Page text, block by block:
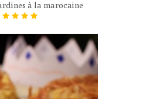
à la marocaine